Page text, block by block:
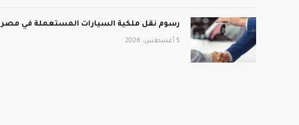
رسوم نقل ملكية السيارات المستعملة في مصر 2026
5 أغسطس، 2026